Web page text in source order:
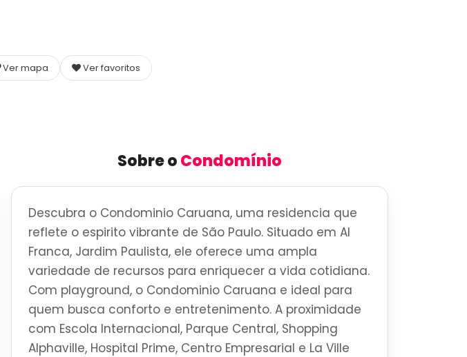
Ver mapa Ver favoritos
Sobre oCondomínio
Descubra o Condominio Caruana, uma residencia que
reflete o espirito vibrante de São Paulo. Situado em Al
Franca, Jardim Paulista, ele oferece uma ampla
variedade de recursos para enriquecer a vida cotidiana.
Com playground, o Condominio Caruana e ideal para
quem busca conforto e entretenimento. A proximidade
com Escola Internacional, Parque Central, Shopping
Alphaville, Hospital Prime, Centro Empresarial e La Ville